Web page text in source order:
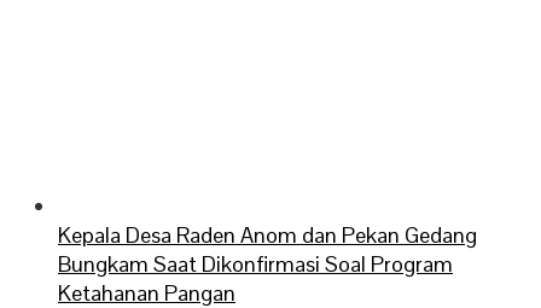
Kepala Desa Raden Anom dan Pekan Gedang
Bungkam Saat Dikonfirmasi Soal Program
Ketahanan Pangan